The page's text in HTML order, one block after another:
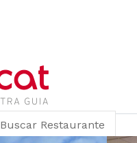
Buscar Restaurante